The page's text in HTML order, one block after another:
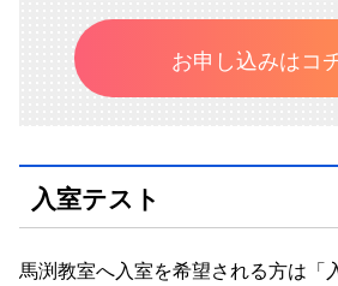
お申し込みはコ
入室テスト
馬渕教室へ入室を希望される方は「